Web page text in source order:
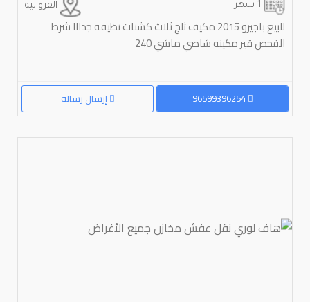
الفروانية
للبيع باجيرو 2015 مكيف ثلج ثلاث كشنات نظيفه جدااا شرط
الفحص قير مكينه شاصي ماشي 240
إرسال رسالة 96599396254